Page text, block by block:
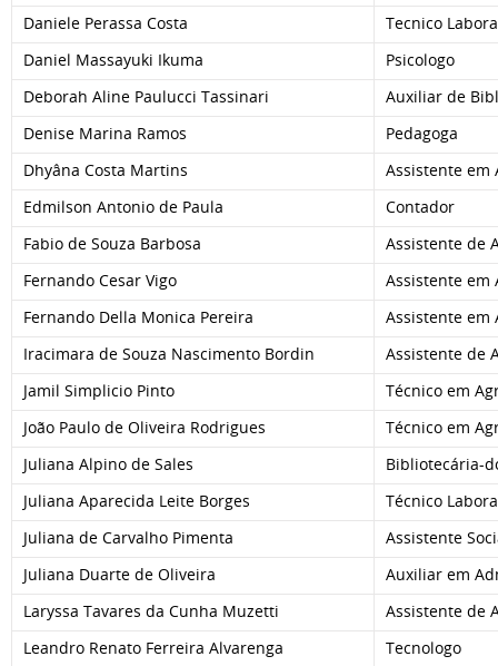
Daniele Perassa Costa
Tecnico
Daniel Massayuki Ikuma
Psicologo
Deborah Aline Paulucci Tassinari
Auxiliar de
Denise Marina Ramos
Pedagoga
Dhyâna Costa Martins
Assistente em
Edmilson Antonio de Paula
Contador
Fabio de Souza Barbosa
Assistente de
Fernando Cesar Vigo
Assistente em
Fernando Della Monica Pereira
Assistente em
Iracimara de Souza Nascimento Bordin
Assistente de
Jamil Simplicio Pinto
Técnico em
João Paulo de Oliveira Rodrigues
Técnico em
Juliana Alpino de Sales
Bibliotecária-
Juliana Aparecida Leite Borges
Técnico
Juliana de Carvalho Pimenta
Assistente
Juliana Duarte de Oliveira
Auxiliar em
Laryssa Tavares da Cunha Muzetti
Assistente de
Leandro Renato Ferreira Alvarenga
Tecnologo